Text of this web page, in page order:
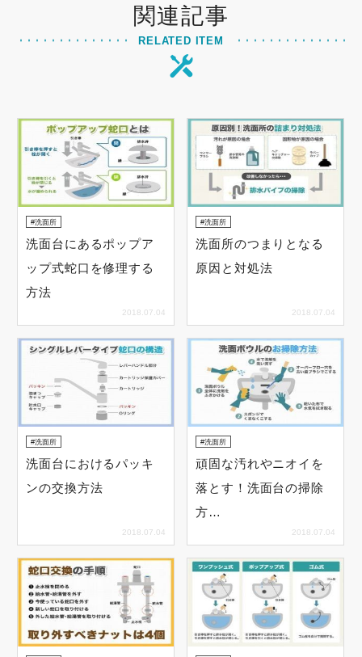
関連記事
RELATED ITEM
洗面所
洗面台にあるポップア
ップ式蛇口を修理する
方法
2018.07.04
洗面所
洗面所のつまりとなる
原因と対処法
2018.07.04
洗面所
洗面台におけるパッキ
ンの交換方法
2018.07.04
洗面所
頑固な汚れやニオイを
落とす！洗面台の掃除
方…
2018.07.04